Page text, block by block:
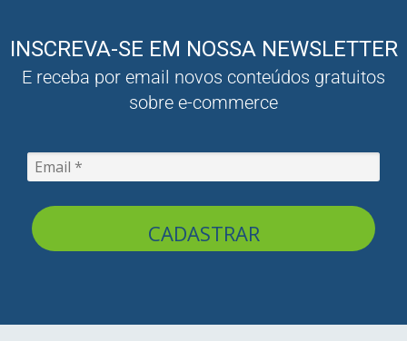
INSCREVA-SE EM NOSSA NEWSLETTER
E receba por email novos conteúdos gratuitos
sobre e-commerce
CADASTRAR